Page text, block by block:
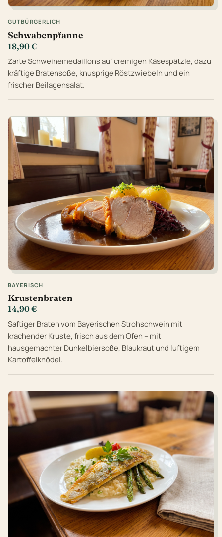
GUTBÜRGERLICH
Schwabenpfanne
18,90 €
Zarte Schweinemedaillons auf cremigen Käsespätzle, dazu
kräftige Bratensoße, knusprige Röstzwiebeln und ein
frischer Beilagensalat.
BAYERISCH
Krustenbraten
14,90 €
Saftiger Braten vom Bayerischen Strohschwein mit
krachender Kruste, frisch aus dem Ofen – mit
hausgemachter Dunkelbiersoße, Blaukraut und luftigem
Kartoffelknödel.